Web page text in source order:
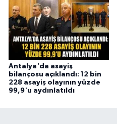
Antalya'da asayiş
bilançosu açıklandı: 12 bin
228 asayiş olayının yüzde
99,9'u aydınlatıldı